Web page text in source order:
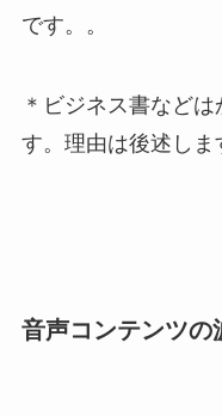
です。。
＊ビジネス書など
す。理由は後述しま
音声コンテンツの